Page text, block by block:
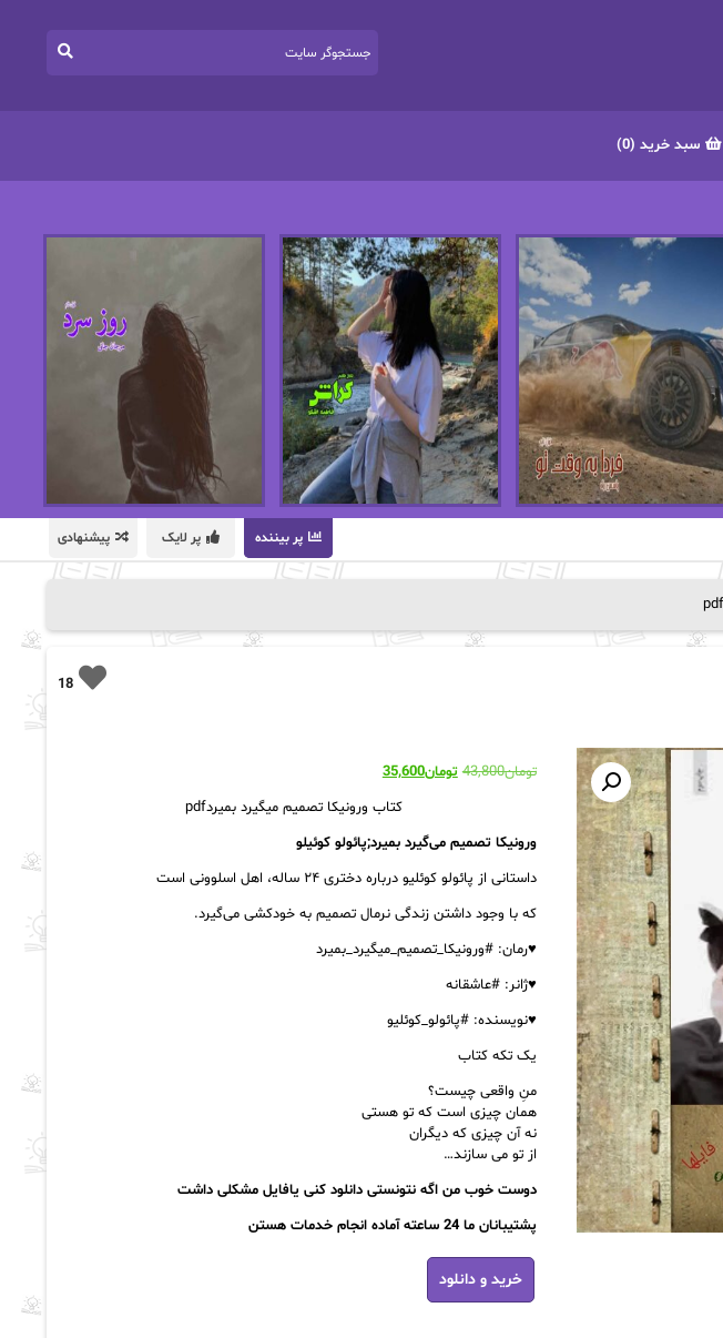
سبد خرید (0)
پر بیننده پر لایک پیشنهادی
18
تومان43,800 قیمت
تومان43,800
تومان35,600قیمت
تومان35,600.
کتاب ورونیکا تصمیم میگیرد بمیردpdf
ورونیکا تصمیم می‌گیرد بمیرد;پائولو کوئیلو
داستانی از پائولو کوئلیو درباره دختری ۲۴ ساله، اهل اسلوونی است
که با وجود داشتن زندگی نرمال تصمیم به خودکشی می‌گیرد.
♥️رمان: #ورونیکا_تصمیم_میگیرد_بمیرد
♥️ژانر: #عاشقانه
♥️نویسنده: #پائولو_کوئلیو
یک تکه کتاب
منِ واقعی چیست؟
همان چیزی است که تو هستی
نه آن چیزی که دیگران
از تو می سازند…
دوست خوب من اگه نتونستی دانلود کنی یافایل مشکلی داشت
پشتیبانان ما 24 ساعته آماده انجام خدمات هستن
کتاب
ورونیکا
تصمیم
خرید و دانلود